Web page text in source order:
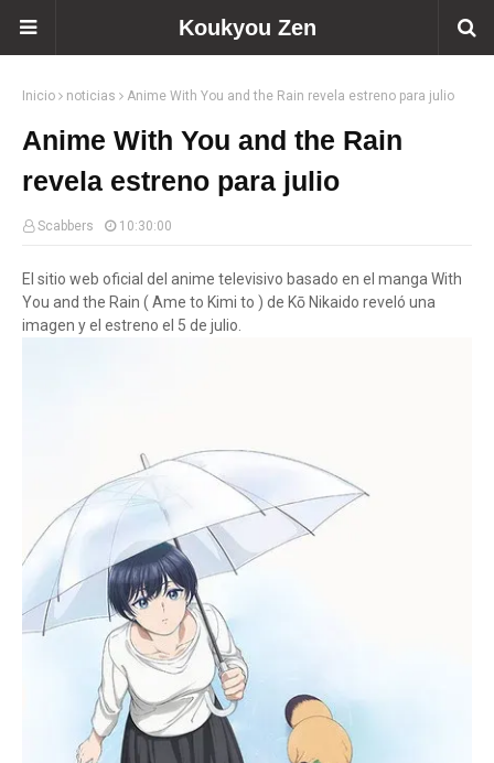
Koukyou Zen
Inicio noticias Anime With You and the Rain revela estreno para julio
Anime With You and the Rain
revela estreno para julio
Scabbers 10:30:00
El sitio web oficial del anime televisivo basado en el manga With
You and the Rain ( Ame to Kimi to ) de Kō Nikaido reveló una
imagen y el estreno el 5 de julio.